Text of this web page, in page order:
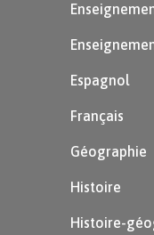
Une grande
magistrats.
Espagnol
Français
Géographie
Histoire
Histoire-